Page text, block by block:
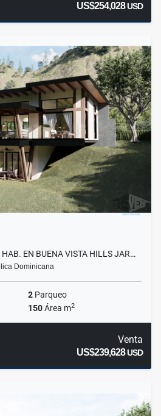
US$254,028USD
EN BUENA VISTA HILLS JAR…
Dominicana
2 Parqueo
150Área m2
Venta
US$239,628USD